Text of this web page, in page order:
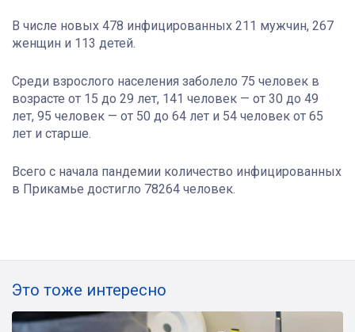
В числе новых 478 инфицированных 211 мужчин, 267
женщин и 113 детей.
Среди взрослого населения заболело 75 человек в
возрасте от 15 до 29 лет, 141 человек — от 30 до 49
лет, 95 человек — от 50 до 64 лет и 54 человек от 65
лет и старше.
Всего с начала пандемии количество инфицированных
в Прикамье достигло 78264 человек.
Это тоже интересно